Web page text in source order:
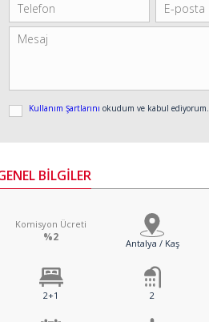
Kullanım Şartlarını okudum ve kabul ediyorum.
BİLGİLER
Komisyon Ücreti
%2 Antalya / Kaş
2+1 2